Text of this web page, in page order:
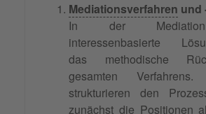
Mediationsverfahren und
In der
interessenbasierte
das methodische
gesamten Verfahrens.
strukturieren den
zunächst die Positionen